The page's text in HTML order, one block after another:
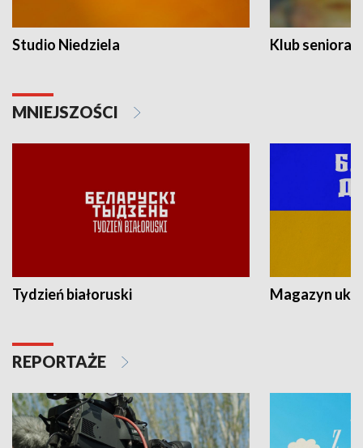
Studio Niedziela Klub seniora
MNIEJSZOŚCI
Tydzień białoruski Magazyn
REPORTAŻE